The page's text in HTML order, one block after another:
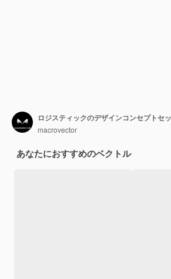
ロジスティックのデザインコンセプトセ
macrovector
あなたにおすすめのベクトル